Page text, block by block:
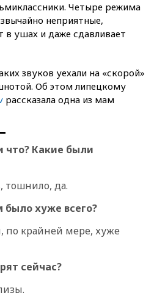
Четыре режима
неприятные,
в ушах и даже сдавливает
звуков уехали на «скорой»
Об этом липецкому
рассказала одна из мам
Какие были
тошнило, да.
хуже всего?
по крайней мере, хуже
сейчас?